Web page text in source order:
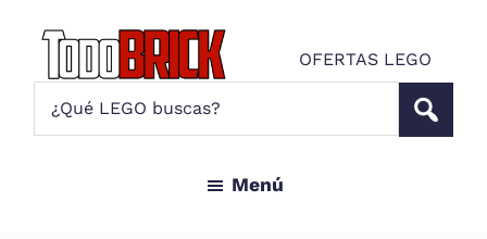
contenido
principal
página
Brick
OFERTAS LEGO
Noticias
Menú